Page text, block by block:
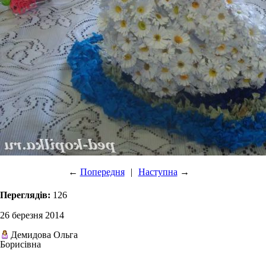
← Попередня | Наступна →
Переглядів: 126
26 березня 2014
Демидова Ольга
Борисівна